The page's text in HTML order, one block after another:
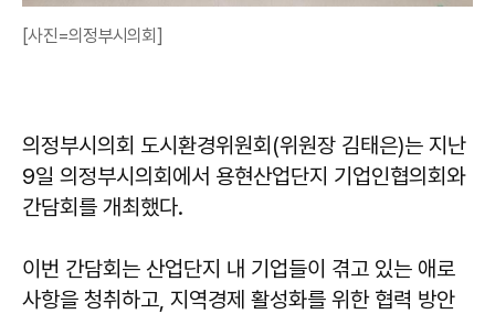
[사진=의정부시의회]
의정부시의회 도시환경위원회(위원장 김태은)는 지난
9일 의정부시의회에서 용현산업단지 기업인협의회와
간담회를 개최했다.
이번 간담회는 산업단지 내 기업들이 겪고 있는 애로
사항을 청취하고, 지역경제 활성화를 위한 협력 방안